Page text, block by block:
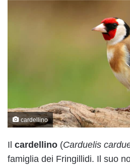
cardellino
Il cardellino (Carduelis
famiglia dei Fringillidi. Il suo